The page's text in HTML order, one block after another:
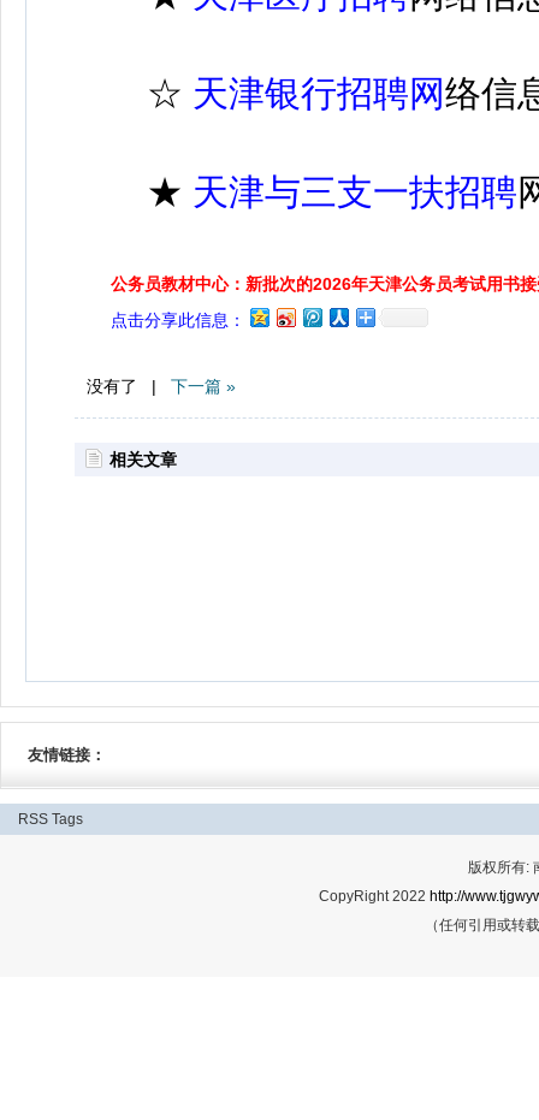
☆ 天津银行招聘网络信
★ 天津与三支一扶招聘
公务员教材中心：新批次的2026年天津公务员考试用书
点击分享此信息：
没有了 | 下一篇 »
相关文章
友情链接：
RSS Tags
版权所有:
CopyRight 2022 http://
（任何引用或转